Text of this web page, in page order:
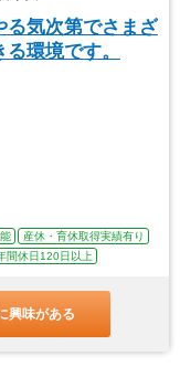
気次第でさまざ
環境です。
産休・育休取得実績有り
間休日120日以上
興味がある